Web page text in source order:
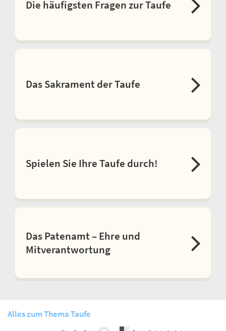
Die häufigsten Fragen zur Taufe
Das Sakrament der Taufe
Spielen Sie Ihre Taufe durch!
Das Patenamt – Ehre und
Mitverantwortung
Alles zum Thema Taufe